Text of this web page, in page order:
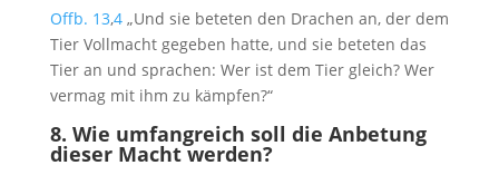
Offb. 13,4„Und sie beteten den Drachen an, der dem
Tier Vollmacht gegeben hatte, und sie beteten das
Tier an und sprachen: Wer ist dem Tier gleich? Wer
vermag mit ihm zu kämpfen?“
8. Wie umfangreich soll die Anbetung
dieser Macht werden?